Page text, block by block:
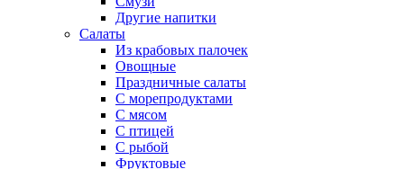
Другие напитки
Салаты
Из крабовых палочек
Овощные
Праздничные салаты
С морепродуктами
С мясом
С птицей
С рыбой
Фруктовые